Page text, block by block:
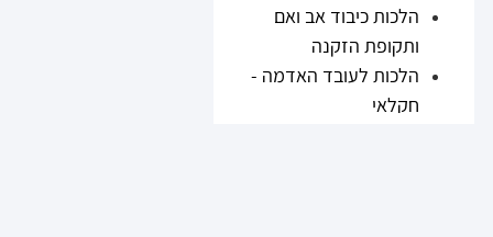
הלכות כיבוד אב ואם
ותקופת הזקנה
הלכות לעובד האדמה -
חקלאי